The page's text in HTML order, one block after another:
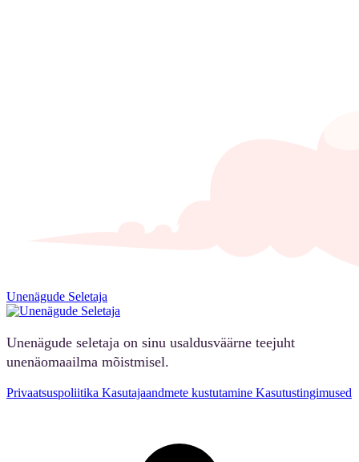
Unenägude Seletaja
Unenägude seletaja on sinu usaldusväärne teejuht
unenäomaailma mõistmisel.
Privaatsuspoliitika Kasutajaandmete kustutamine Kasutustingimused